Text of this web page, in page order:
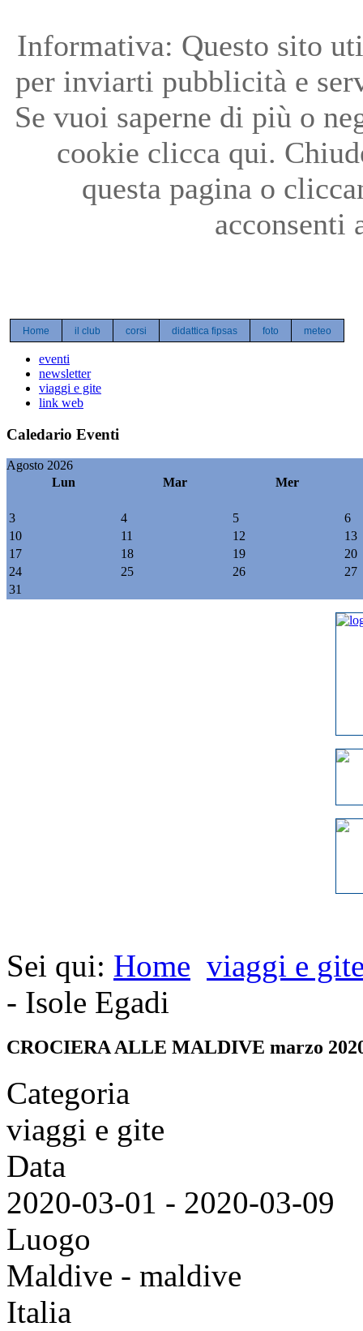
Informativa: Questo sito
per inviarti pubblicità e
Se vuoi saperne di più o
cookie clicca qui.
questa pagina o
acconsenti
Home il club corsi didattica fipsas foto meteo
eventi
newsletter
viaggi e gite
link web
Caledario Eventi
Agosto 2026
Lun
Mar Mer
3 4 5
6
10
11 12
13
17
18 19
20
24
25 26
27
31
Sei qui: Home viaggi e
- Isole Egadi
CROCIERA ALLE MALDIVE marzo
Categoria
viaggi e gite
Data
2020-03-01 - 2020-03-09
Luogo
Maldive - maldive
Italia